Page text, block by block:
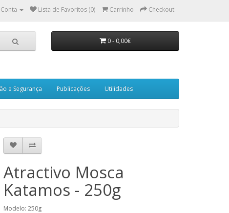
Lista de Favoritos (0) Carrinho Checkout
0 - 0,00€
e Segurança Publicações Utilidades
Atractivo Mosca
Katamos - 250g
Modelo: 250g